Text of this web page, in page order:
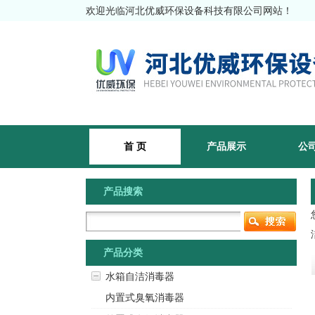
欢迎光临河北优威环保设备科技有限公司网站！
首 页 产品展示 公
产品搜索
产品分类
水箱自洁消毒器
内置式臭氧消毒器